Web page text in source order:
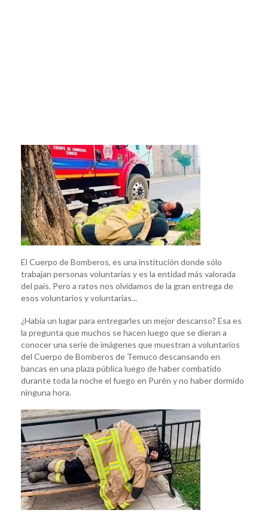
El Cuerpo de Bomberos, es una institución donde sólo
trabajan personas voluntarias y es la entidad más valorada
del país. Pero a ratos nos olvidamos de la gran entrega de
esos voluntarios y voluntarias...
¿Había un lugar para entregarles un mejor descanso? Esa es
la pregunta que muchos se hacen luego que se dieran a
conocer una serie de imágenes que muestran a voluntarios
del Cuerpo de Bomberos de Temuco descansando en
bancas en una plaza pública luego de haber combatido
durante toda la noche el fuego en Purén y no haber dormido
ninguna hora.